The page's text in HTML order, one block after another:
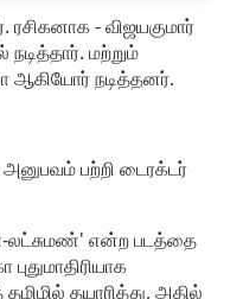
- விஜயகுமார்
நடித்தார். மற்றும்
ஆகியோர் நடித்தனர்.
பற்றி டைரக்டர்
லட்சுமண்' என்ற படத்தை
தயாரித்து, அதில்